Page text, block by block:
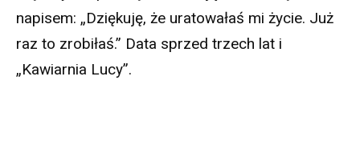
napisem: „Dziękuję, że uratowałaś mi życie. Już
raz to zrobiłaś.” Data sprzed trzech lat i
„Kawiarnia Lucy”.